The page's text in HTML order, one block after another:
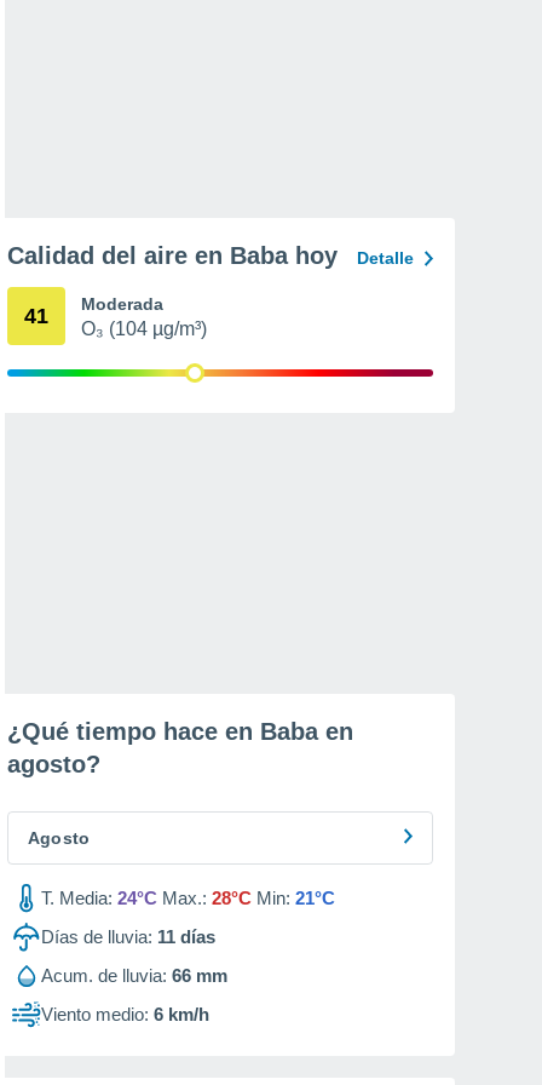
Calidad del aire en Baba hoy Detalle
41 Moderada
O₃ (104 µg/m³)
¿Qué tiempo hace en Baba en
agosto?
Agosto
T. Media: 24°C Max.: 28°C Min: 21°C
Días de lluvia: 11 días
Acum. de lluvia: 66 mm
Viento medio: 6 km/h